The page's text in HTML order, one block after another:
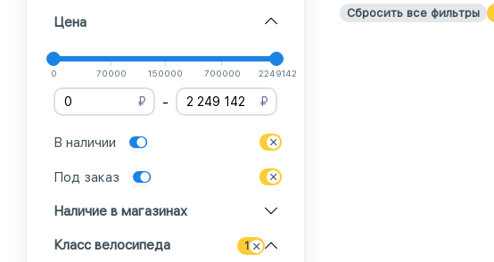
Сбросить все фильтры
Цена
0 70000 150000 700000 2249142
₽ - ₽
В наличии
Под заказ
Наличие в магазинах
Класс велосипеда 1